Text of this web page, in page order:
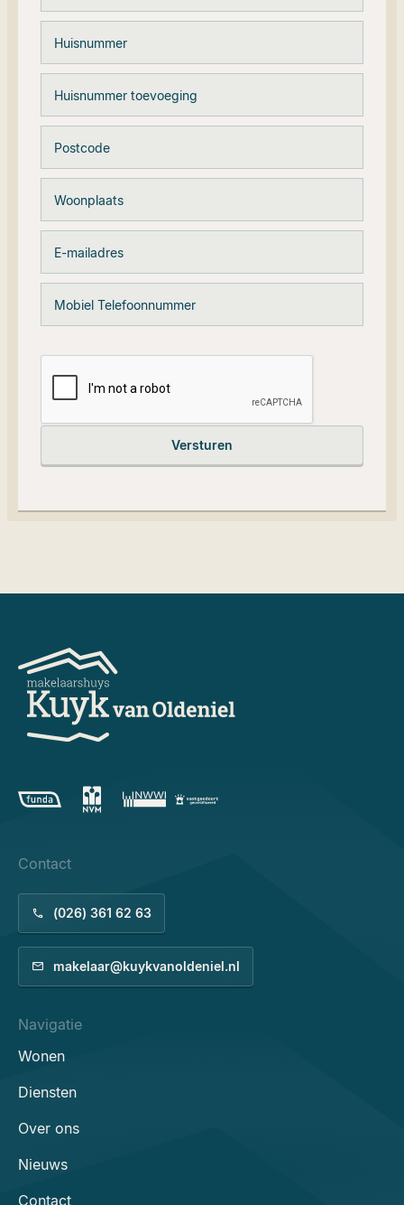
Huisnummer
Huisnummer toevoeging
Postcode
Woonplaats
E-mailadres
Mobiel Telefoonnummer
Contact
(026) 361 62 63
makelaar@kuykvanoldeniel.nl
Navigatie
Wonen
Diensten
Over ons
Nieuws
Contact